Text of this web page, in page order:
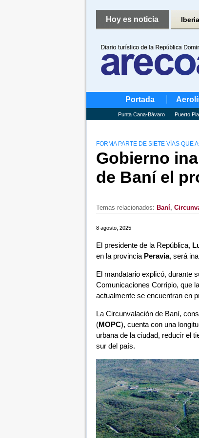
Hoy es noticia Iberia
Portada
Punta Cana-Bávaro Puerto
FORMA PARTE DE SIETE VÍAS QUE
Gobierno
de Baní el
Temas relacionados: Baní,
8 agosto, 2025
El presidente de la República,
en la provincia Peravia, será
El mandatario explicó, durante
Comunicaciones Corripio, que
actualmente se encuentran en
La Circunvalación de Baní,
(MOPC), cuenta con una
urbana de la ciudad, reducir el
sur del país.